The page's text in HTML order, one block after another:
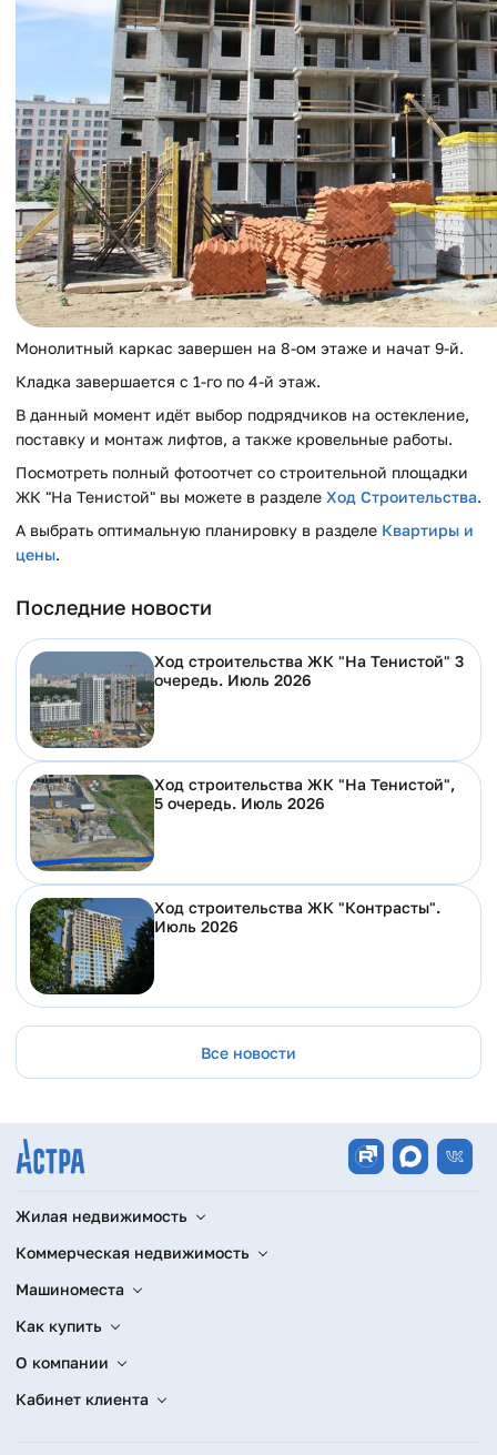
Монолитный каркас завершен на 8-ом этаже и начат 9-й.
Кладка завершается с 1-го по 4-й этаж.
В данный момент идёт выбор подрядчиков на остекление,
поставку и монтаж лифтов, а также кровельные работы.
Посмотреть полный фотоотчет со строительной площадки
ЖК "На Тенистой" вы можете в разделе Ход Строительства.
А выбрать оптимальную планировку в разделе Квартиры и
цены.
Последние новости
Ход строительства ЖК "На Тенистой" 3
очередь. Июль 2026
Ход строительства ЖК "На Тенистой",
5 очередь. Июль 2026
Ход строительства ЖК "Контрасты".
Июль 2026
Все новости
Жилая недвижимость
Коммерческая недвижимость
Машиноместа
Как купить
О компании
Кабинет клиента